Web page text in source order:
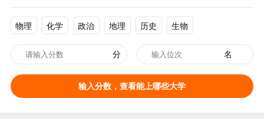
物理 化学 政治 地理 历史 生物
分 名
输入分数，查看能上哪些大学